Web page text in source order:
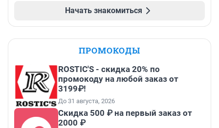
Начать знакомиться
ПРОМОКОДЫ
ROSTIC'S - скидка 20% по
промокоду на любой заказ от
3199₽!
До 31 августа, 2026
Скидка 500 ₽ на первый заказ от
2000 ₽